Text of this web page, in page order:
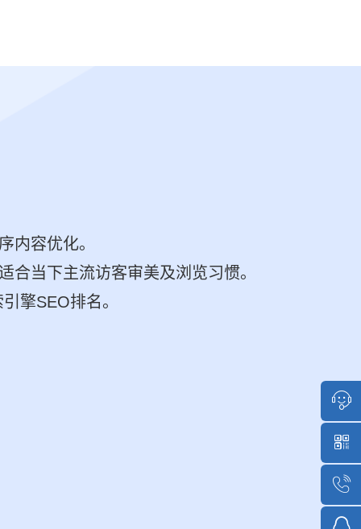
内容优化。
合当下主流访客审美及浏览习惯。
擎SEO排名。
点击咨